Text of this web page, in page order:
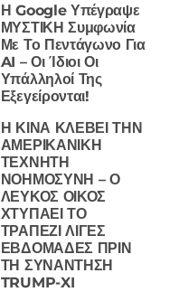
Η Google Υπέγραψε
ΜΥΣΤΙΚΗ Συμφωνία
Με Το Πεντάγωνο Για
AI – Οι Ίδιοι Οι
Υπάλληλοί Της
Εξεγείρονται!
Η ΚΙΝΑ ΚΛΕΒΕΙ ΤΗΝ
ΑΜΕΡΙΚΑΝΙΚΗ
ΤΕΧΝΗΤΗ
ΝΟΗΜΟΣΥΝΗ – Ο
ΛΕΥΚΟΣ ΟΙΚΟΣ
ΧΤΥΠΑΕΙ ΤΟ
ΤΡΑΠΕΖΙ ΛΙΓΕΣ
ΕΒΔΟΜΑΔΕΣ ΠΡΙΝ
ΤΗ ΣΥΝΑΝΤΗΣΗ
TRUMP-XI